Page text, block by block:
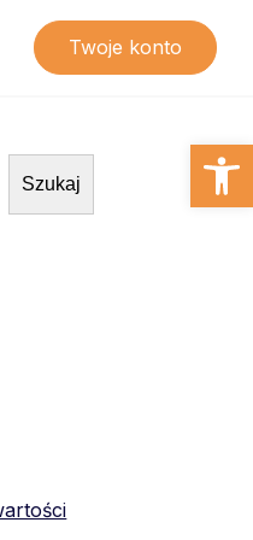
Twoje konto
Szukaj